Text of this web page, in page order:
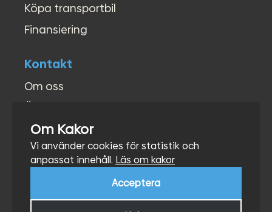
Köpa transportbil
Finansiering
Kontakt
Om oss
Kontakt
Hitta hit
Om Kakor
Vi använder cookies för statistik och
anpassat innehåll. Läs om kakor
Acceptera